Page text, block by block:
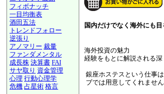
フィボナッチ
一目均衡表
酒田五法
トレンドフォロー
逆張り
アノマリー 裁量
ファンダメンタル
成長株 決算書 FAI
サヤ取り 資金管理
心理 行動心理学
危機 占星術 格言
国内だけでなく海外にも
海外投資の魅力
経験をもとに解説される深
銀座ホステスという仕事
ブでは用意してくれませ